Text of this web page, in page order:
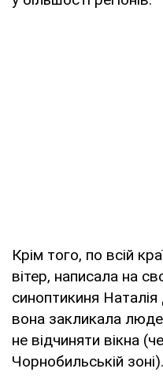
Крім того, по всій
вітер, написала на
синоптикиня
вона закликала
не відчиняти вікна
Чорнобильській зоні).